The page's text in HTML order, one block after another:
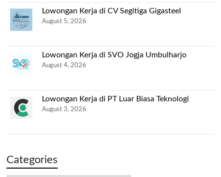
Lowongan Kerja di CV Segitiga Gigasteel
August 5, 2026
Lowongan Kerja di SVO Jogja Umbulharjo
August 4, 2026
Lowongan Kerja di PT Luar Biasa Teknologi
August 3, 2026
Categories